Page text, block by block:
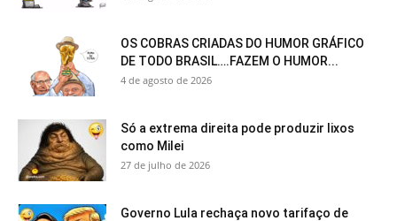
OS COBRAS CRIADAS DO HUMOR GRÁFICO
DE TODO BRASIL….FAZEM O HUMOR...
4 de agosto de 2026
Só a extrema direita pode produzir lixos
como Milei
27 de julho de 2026
Governo Lula rechaça novo tarifaço de